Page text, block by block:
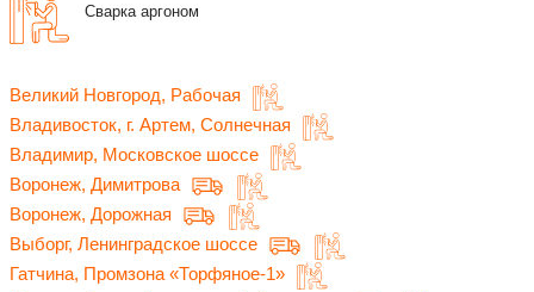
Сварка аргоном
Великий Новгород, Рабочая
Владивосток, г. Артем, Солнечная
Владимир, Московское шоссе
Воронеж, Димитрова
Воронеж, Дорожная
Выборг, Ленинградское шоссе
Гатчина, Промзона «Торфяное-1»